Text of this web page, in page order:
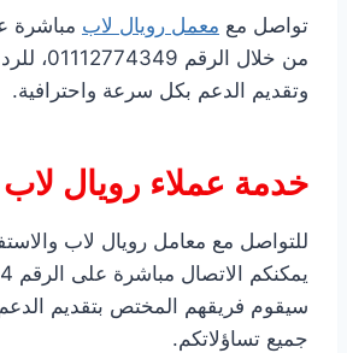
تواصل مع معمل رويال لاب مباشرة
من خلال
وتقديم الدعم بكل سرعة واحترافية.
خدمة عملاء رويال لاب
للتواصل مع معامل رويال لاب
سيقوم فريقهم المختص بتقديم
جميع تساؤلاتكم.